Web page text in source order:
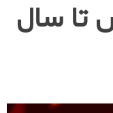
تا سال